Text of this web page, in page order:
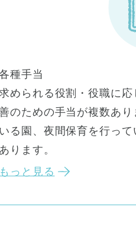
種手当
められる役割・役職に
のための手当が複数あ
いる園、夜間保育を行っ
あります。
もっと見る